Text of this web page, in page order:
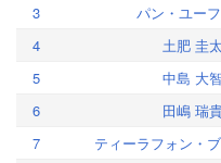
3
パン・ユー
4
土肥 圭太
5
中島 大
6
田嶋 瑞
7
ティーラフォン・